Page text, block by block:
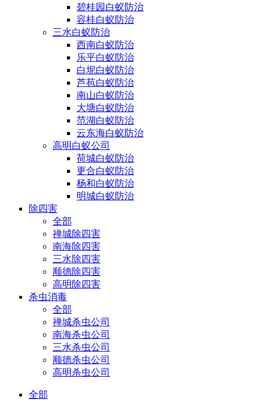
碧桂园白蚁防治
容桂白蚁防治
三水白蚁防治
西南白蚁防治
乐平白蚁防治
白坭白蚁防治
芦苞白蚁防治
南山白蚁防治
大塘白蚁防治
范湖白蚁防治
云东海白蚁防治
高明白蚁公司
荷城白蚁防治
更合白蚁防治
杨和白蚁防治
明城白蚁防治
除四害
全部
禅城除四害
南海除四害
三水除四害
顺德除四害
高明除四害
杀虫消毒
全部
禅城杀虫公司
南海杀虫公司
三水杀虫公司
顺德杀虫公司
高明杀虫公司
全部